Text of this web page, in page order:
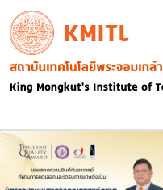
Skip to main content
KMITL
Image